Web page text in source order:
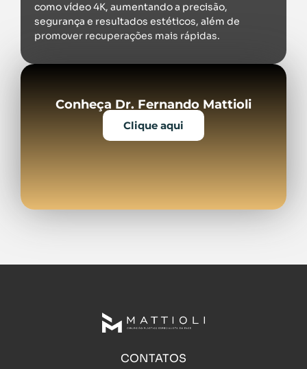
como vídeo 4K, aumentando a precisão,
segurança e resultados estéticos, além de
promover recuperações mais rápidas.
Conheça Dr. Fernando Mattioli
Clique aqui
CONTATOS